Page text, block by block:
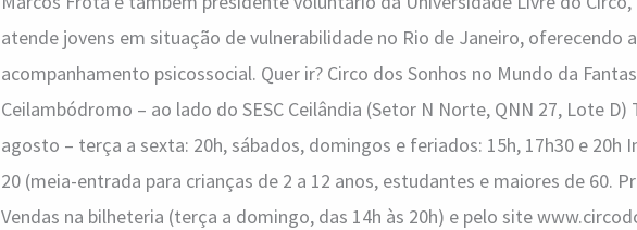
atende jovens em situação de vulnerabilidade no Rio de Janeiro, oferecendo
acompanhamento psicossocial. Quer ir? Circo dos Sonhos no Mundo da
Ceilambódromo – ao lado do SESC Ceilândia (Setor N Norte, QNN 27, Lote
agosto – terça a sexta: 20h, sábados, domingos e feriados: 15h, 17h30 e 20h
20 (meia-entrada para crianças de 2 a 12 anos, estudantes e maiores de 60.
Vendas na bilheteria (terça a domingo, das 14h às 20h) e pelo site